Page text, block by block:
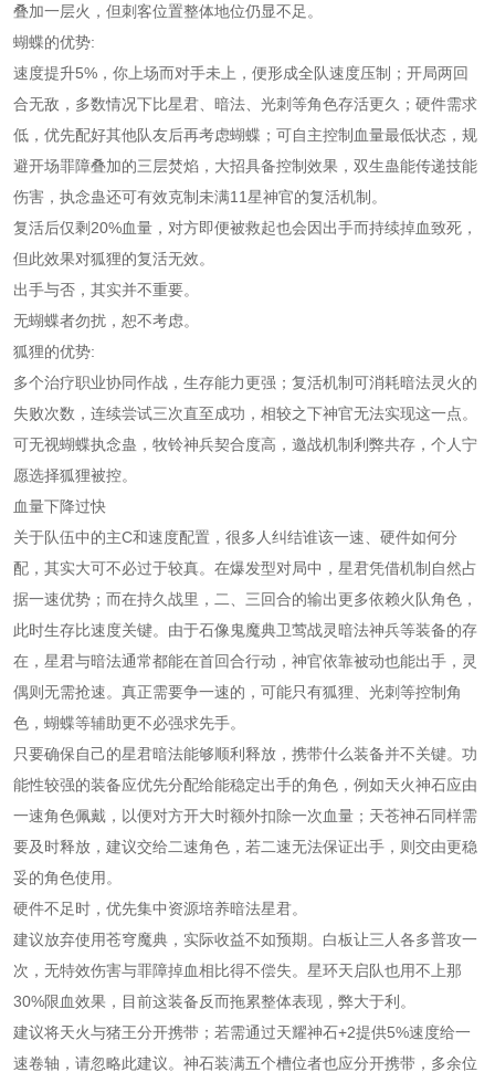
叠加一层火，但刺客位置整体地位仍显不足。
蝴蝶的优势:
速度提升5%，你上场而对手未上，便形成全队速度压制；开局两回
合无敌，多数情况下比星君、暗法、光刺等角色存活更久；硬件需求
低，优先配好其他队友后再考虑蝴蝶；可自主控制血量最低状态，规
避开场罪障叠加的三层焚焰，大招具备控制效果，双生蛊能传递技能
伤害，执念蛊还可有效克制未满11星神官的复活机制。
复活后仅剩20%血量，对方即便被救起也会因出手而持续掉血致死，
但此效果对狐狸的复活无效。
出手与否，其实并不重要。
无蝴蝶者勿扰，恕不考虑。
狐狸的优势:
多个治疗职业协同作战，生存能力更强；复活机制可消耗暗法灵火的
失败次数，连续尝试三次直至成功，相较之下神官无法实现这一点。
可无视蝴蝶执念蛊，牧铃神兵契合度高，邀战机制利弊共存，个人宁
愿选择狐狸被控。
血量下降过快
关于队伍中的主C和速度配置，很多人纠结谁该一速、硬件如何分
配，其实大可不必过于较真。在爆发型对局中，星君凭借机制自然占
据一速优势；而在持久战里，二、三回合的输出更多依赖火队角色，
此时生存比速度关键。由于石像鬼魔典卫莺战灵暗法神兵等装备的存
在，星君与暗法通常都能在首回合行动，神官依靠被动也能出手，灵
偶则无需抢速。真正需要争一速的，可能只有狐狸、光刺等控制角
色，蝴蝶等辅助更不必强求先手。
只要确保自己的星君暗法能够顺利释放，携带什么装备并不关键。功
能性较强的装备应优先分配给能稳定出手的角色，例如天火神石应由
一速角色佩戴，以便对方开大时额外扣除一次血量；天苍神石同样需
要及时释放，建议交给二速角色，若二速无法保证出手，则交由更稳
妥的角色使用。
硬件不足时，优先集中资源培养暗法星君。
建议放弃使用苍穹魔典，实际收益不如预期。白板让三人各多普攻一
次，无特效伤害与罪障掉血相比得不偿失。星环天启队也用不上那
30%限血效果，目前这装备反而拖累整体表现，弊大于利。
建议将天火与猪王分开携带；若需通过天耀神石+2提供5%速度给一
速卷轴，请忽略此建议。神石装满五个槽位者也应分开携带，多余位